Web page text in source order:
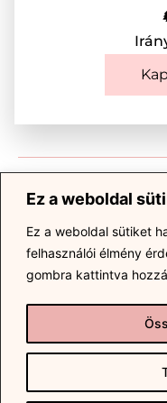
Ez a weboldal
Ez a weboldal sütiket
felhasználói élmény
gombra kattintva
Megosztás
Küldés
ALAPADATOK